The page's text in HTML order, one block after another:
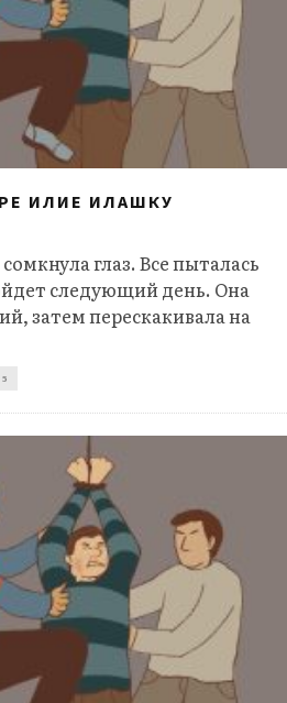
ИЛИЕ ИЛАШКУ
глаз. Все пыталась
следующий день. Она
затем перескакивала на
5